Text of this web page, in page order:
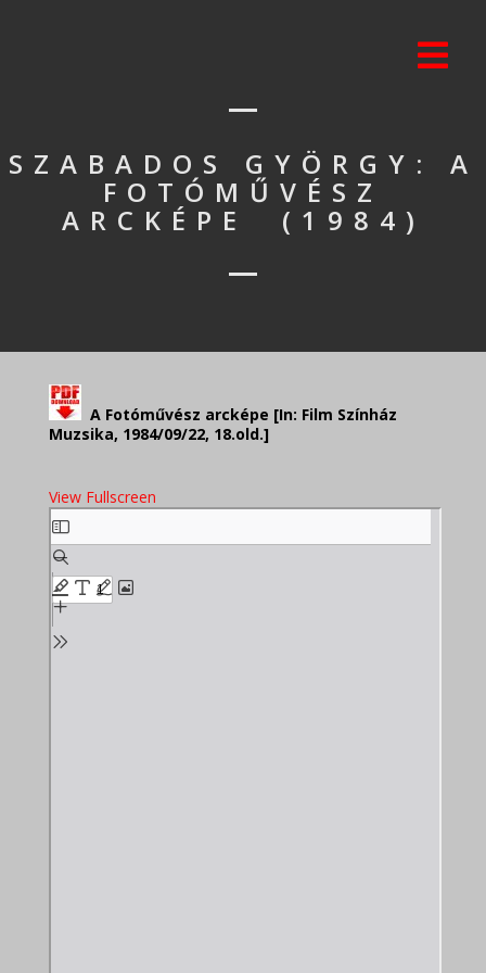
SZABADOS GYÖRGY: A
FOTÓMŰVÉSZ
ARCKÉPE (1984)
A Fotóművész arcképe [In: Film Színház
Muzsika, 1984/09/22, 18.old.]
View Fullscreen